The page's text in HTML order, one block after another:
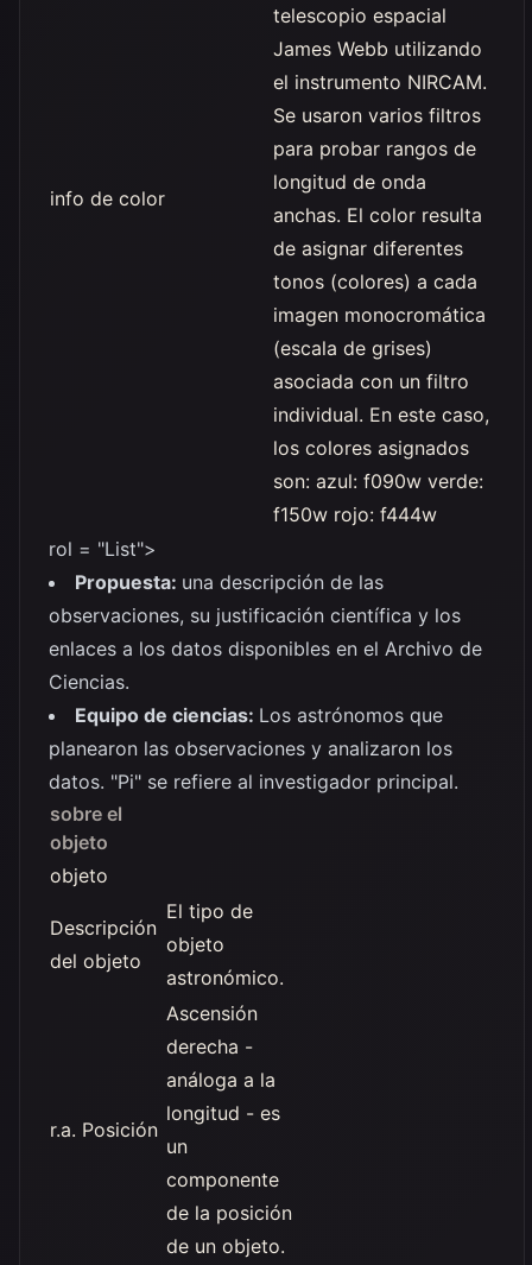
info de color
telescopio espacial
James Webb utilizando
el instrumento NIRCAM.
Se usaron varios filtros
para probar rangos de
longitud de onda
anchas. El color resulta
de asignar diferentes
tonos (colores) a cada
imagen monocromática
(escala de grises)
asociada con un filtro
individual. En este caso,
los colores asignados
son: azul: f090w verde:
f150w rojo: f444w
rol = "List">
Propuesta: una descripción de las
observaciones, su justificación científica y los
enlaces a los datos disponibles en el Archivo de
Ciencias.
Equipo de ciencias: Los astrónomos que
planearon las observaciones y analizaron los
datos. "Pi" se refiere al investigador principal.
sobre el
objeto
objeto
Descripción
del objeto
El tipo de
objeto
astronómico.
r.a. Posición
Ascensión
derecha -
análoga a la
longitud - es
un
componente
de la posición
de un objeto.